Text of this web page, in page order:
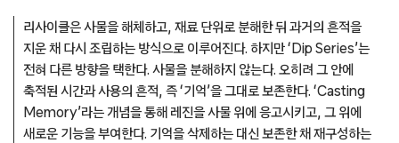
리사이클은 사물을 해체하고, 재료 단위로 분해한 뒤 과거의 흔적을
지운 채 다시 조립하는 방식으로 이루어진다. 하지만 ‘Dip Series’는
전혀 다른 방향을 택한다. 사물을 분해하지 않는다. 오히려 그 안에
축적된 시간과 사용의 흔적, 즉 ‘기억’을 그대로 보존한다. ‘Casting
Memory’라는 개념을 통해 레진을 사물 위에 응고시키고, 그 위에
새로운 기능을 부여한다. 기억을 삭제하는 대신 보존한 채 재구성하는